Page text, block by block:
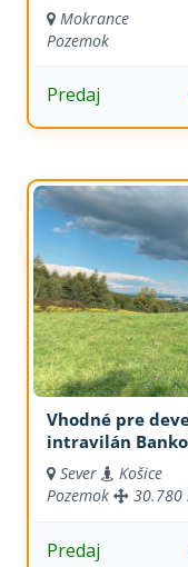
Mokrance
Pozemok
Predaj
Vhodné pre
intravilán
Sever
Košice
Pozemok
30.780
Predaj